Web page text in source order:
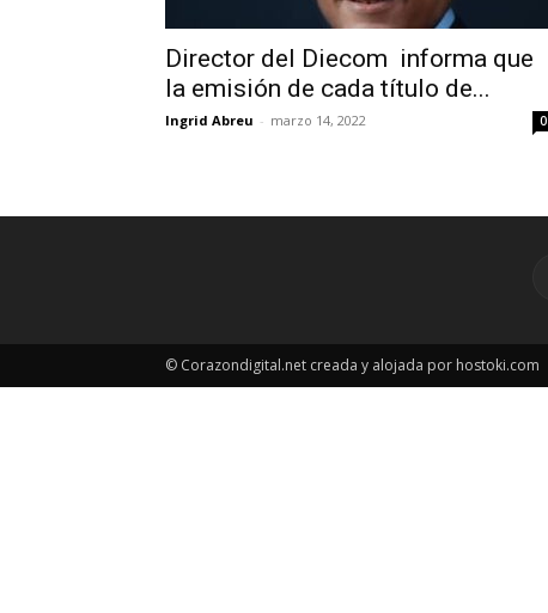
Director del Diecom informa que
la emisión de cada título de...
Ingrid Abreu - marzo 14, 2022 0
© Corazondigital.net creada y alojada por hostoki.com